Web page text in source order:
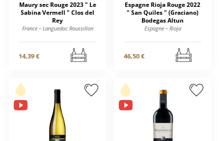
Maury sec Rouge 2023 " Le
Sabina Vermell " Clos del
Rey
France – Languedoc Roussillon
14,39 €
Espagne Rioja Rouge 2022
" San Quiles " (Graciano)
Bodegas Altun
Espagne – Rioja
46,50 €